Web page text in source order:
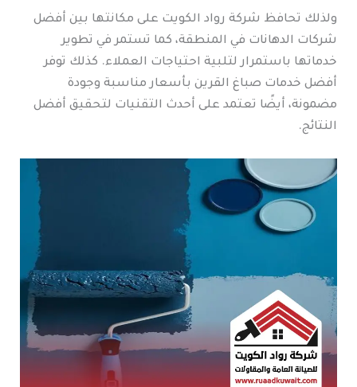
ولذلك تحافظ شركة رواد الكويت على مكانتها بين أفضل
شركات الدهانات في المنطقة، كما تستمر في تطوير
خدماتها باستمرار لتلبية احتياجات العملاء. كذلك توفر
أفضل خدمات صباغ القرين بأسعار مناسبة وجودة
مضمونة، أيضًا تعتمد على أحدث التقنيات لتحقيق أفضل
النتائج.